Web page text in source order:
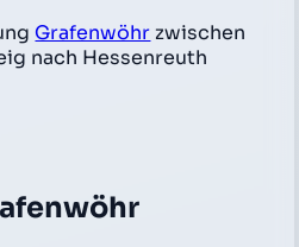
Grafenwöhr zwischen
nach Hessenreuth